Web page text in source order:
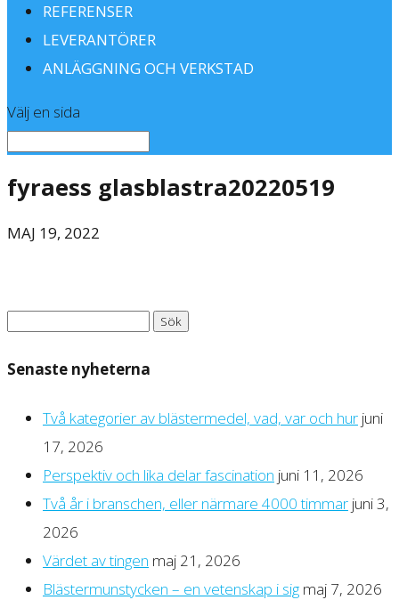
REFERENSER
LEVERANTÖRER
ANLÄGGNING OCH VERKSTAD
Välj en sida
fyraess glasblastra20220519
MAJ 19, 2022
Senaste nyheterna
Två kategorier av blästermedel, vad, var och hur juni
17, 2026
Perspektiv och lika delar fascination juni 11, 2026
Två år i branschen, eller närmare 4000 timmar juni 3,
2026
Värdet av tingen maj 21, 2026
Blästermunstycken – en vetenskap i sig maj 7, 2026